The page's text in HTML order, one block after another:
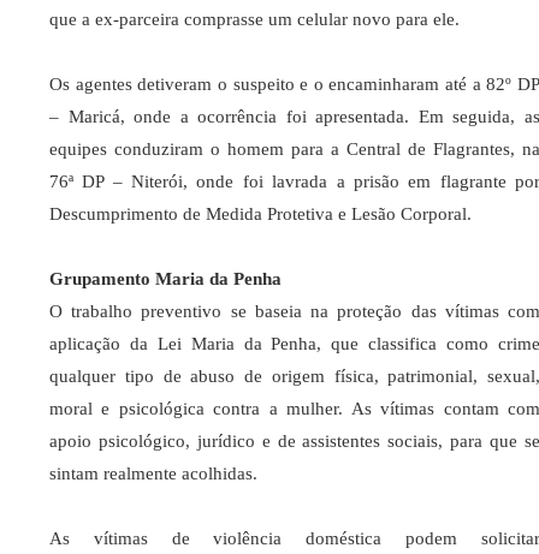
que a ex-parceira comprasse um celular novo para ele.
Os agentes detiveram o suspeito e o encaminharam até a 82º DP
– Maricá, onde a ocorrência foi apresentada. Em seguida, as
equipes conduziram o homem para a Central de Flagrantes, na
76ª DP – Niterói, onde foi lavrada a prisão em flagrante por
Descumprimento de Medida Protetiva e Lesão Corporal.
Grupamento Maria da Penha
O trabalho preventivo se baseia na proteção das vítimas com
aplicação da Lei Maria da Penha, que classifica como crime
qualquer tipo de abuso de origem física, patrimonial, sexual,
moral e psicológica contra a mulher. As vítimas contam com
apoio psicológico, jurídico e de assistentes sociais, para que se
sintam realmente acolhidas.
As vítimas de violência doméstica podem solicitar